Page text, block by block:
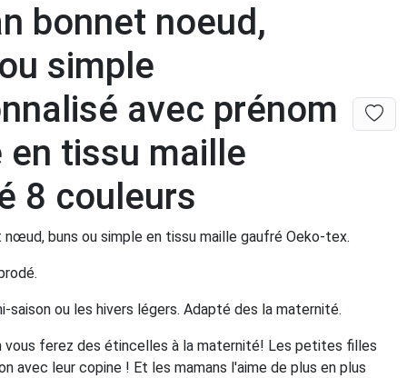
bonnet noeud,
simple
avec prénom
en tissu maille
8 couleurs
nœud, buns ou simple en tissu maille gaufré Oeko-tex.
saison ou les hivers légers. Adapté des la maternité.
vous ferez des étincelles à la maternité! Les petites filles
avec leur copine ! Et les mamans l'aime de plus en plus